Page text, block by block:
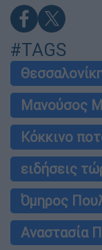
#TAGS
Μανούσος
Κόκκινο
ειδήσεις
Όμηρος
Αναστασία